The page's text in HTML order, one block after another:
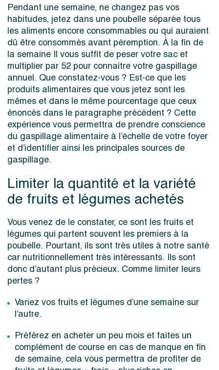
Pendant une semaine, ne changez pas vos
habitudes, jetez dans une poubelle séparée tous
les aliments encore consommables ou qui auraient
dû être consommés avant péremption. À la fin de
la semaine Il vous suffit de peser votre sac et
multiplier par 52 pour connaitre votre gaspillage
annuel. Que constatez-vous ? Est-ce que les
produits alimentaires que vous jetez sont les
mêmes et dans le même pourcentage que ceux
énoncés dans le paragraphe précédent ? Cette
expérience vous permettra de prendre conscience
du gaspillage alimentaire à l’échelle de votre foyer
et d’identifier ainsi les principales sources de
gaspillage.
Limiter la quantité et la variété
de fruits et légumes achetés
Vous venez de le constater, ce sont les fruits et
légumes qui partent souvent les premiers à la
poubelle. Pourtant, ils sont très utiles à notre santé
car nutritionnellement très intéressants. Ils sont
donc d’autant plus précieux. Comme limiter leurs
pertes ?
Variez vos fruits et légumes d’une semaine sur
l’autre.
Préférez en acheter un peu mois et faites un
complément de course en cas de manque en fin
de semaine, cela vous permettra de profiter de